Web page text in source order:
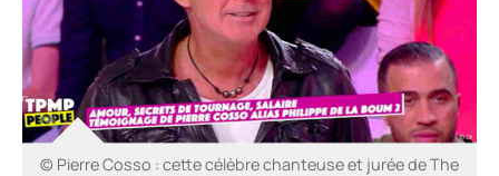
© Pierre Cosso : cette célèbre chanteuse et jurée de The